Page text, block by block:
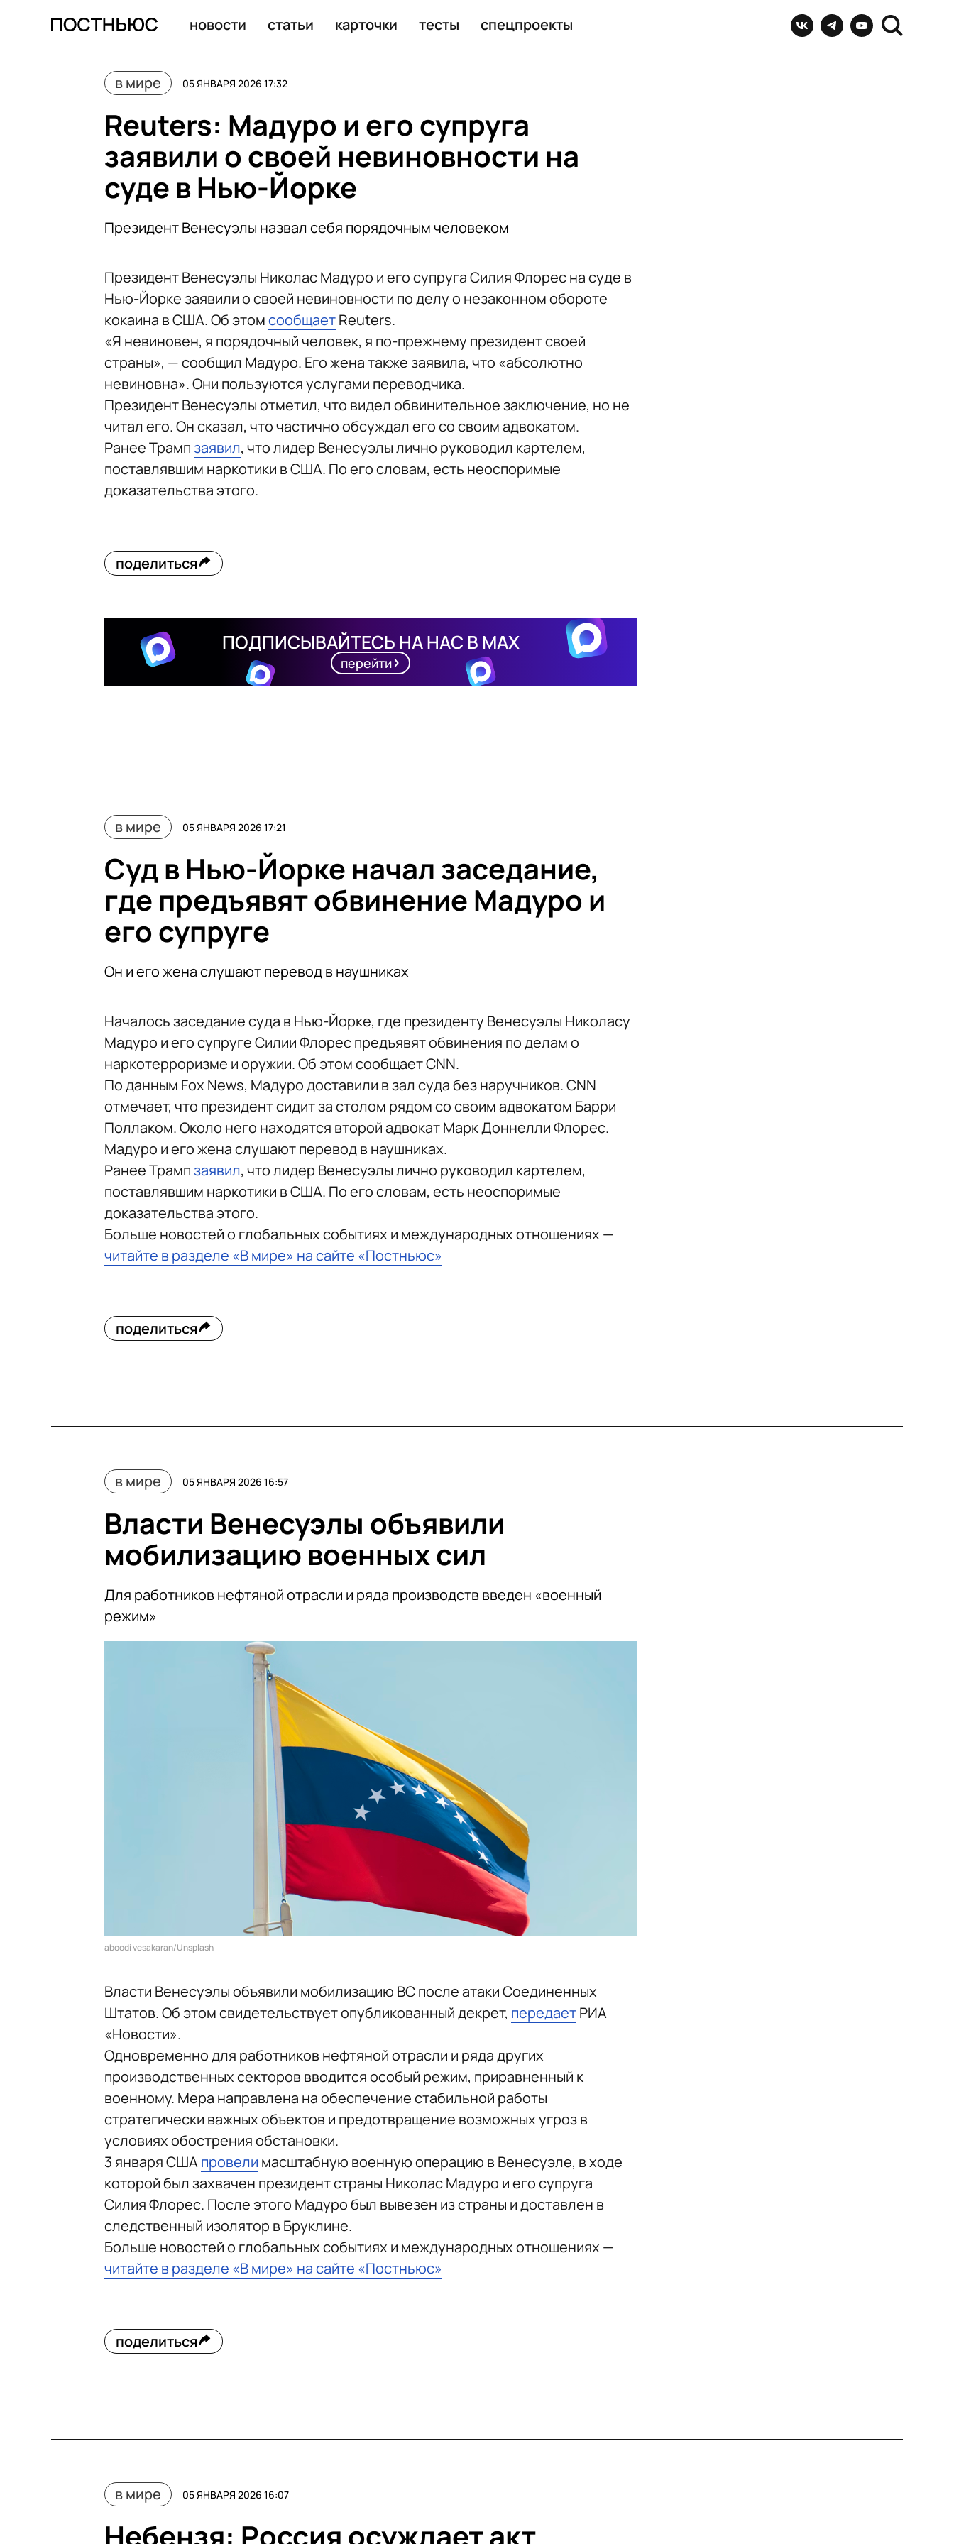
новости статьи карточки тесты спецпроекты
в мире 05 ЯНВАРЯ 2026 17:32
Reuters: Мадуро и его супруга
заявили о своей невиновности на
суде в Нью-Йорке
Президент Венесуэлы назвал себя порядочным человеком
Президент Венесуэлы Николас Мадуро и его супруга Силия Флорес на суде в
Нью-Йорке заявили о своей невиновности по делу о незаконном обороте
кокаина в США. Об этомсообщаетReuters.
«Я невиновен, я порядочный человек, я по-прежнему президент своей
страны», — сообщил Мадуро. Его жена также заявила, что «абсолютно
невиновна». Они пользуются услугами переводчика.
Президент Венесуэлы отметил, что видел обвинительное заключение, но не
читал его. Он сказал, что частично обсуждал его со своим адвокатом.
Ранее Трампзаявил, что лидер Венесуэлы лично руководил картелем,
поставлявшим наркотики в США. По его словам, есть неоспоримые
доказательства этого.
поделиться
ПОДПИСЫВАЙТЕСЬ НА НАС В MAX
перейти
в мире 05 ЯНВАРЯ 2026 17:21
Cуд в Нью-Йорке начал заседание,
где предъявят обвинение Мадуро и
его супруге
Он и его жена слушают перевод в наушниках
Началось заседание суда в Нью-Йорке, где президенту Венесуэлы Николасу
Мадуро и его супруге Силии Флорес предъявят обвинения по делам о
наркотерроризме и оружии. Об этом сообщает CNN.
По данным Fox News, Мадуро доставили в зал суда без наручников. CNN
отмечает, что президент сидит за столом рядом со своим адвокатом Барри
Поллаком. Около него находятся второй адвокат Марк Доннелли Флорес.
Мадуро и его жена слушают перевод в наушниках.
Ранее Трампзаявил, что лидер Венесуэлы лично руководил картелем,
поставлявшим наркотики в США. По его словам, есть неоспоримые
доказательства этого.
Больше новостей о глобальных событиях и международных отношениях —
читайте в разделе «В мире» на сайте «Постньюс»
поделиться
в мире 05 ЯНВАРЯ 2026 16:57
Власти Венесуэлы объявили
мобилизацию военных сил
Для работников нефтяной отрасли и ряда производств введен «военный
режим»
aboodi vesakaran/Unsplash
Власти Венесуэлы объявили мобилизацию ВС после атаки Соединенных
Штатов. Об этом свидетельствует опубликованный декрет, передаетРИА
«Новости».
Одновременно для работников нефтяной отрасли и ряда других
производственных секторов вводится особый режим, приравненный к
военному. Мера направлена на обеспечение стабильной работы
стратегически важных объектов и предотвращение возможных угроз в
условиях обострения обстановки.
3 января СШАпровели масштабную военную операцию в Венесуэле, в ходе
которой был захвачен президент страны Николас Мадуро и его супруга
Силия Флорес. После этого Мадуро был вывезен из страны и доставлен в
следственный изолятор в Бруклине.
Больше новостей о глобальных событиях и международных отношениях —
читайте в разделе «В мире» на сайте «Постньюс»
поделиться
в мире 05 ЯНВАРЯ 2026 16:07
Небензя: Россия осуждает акт